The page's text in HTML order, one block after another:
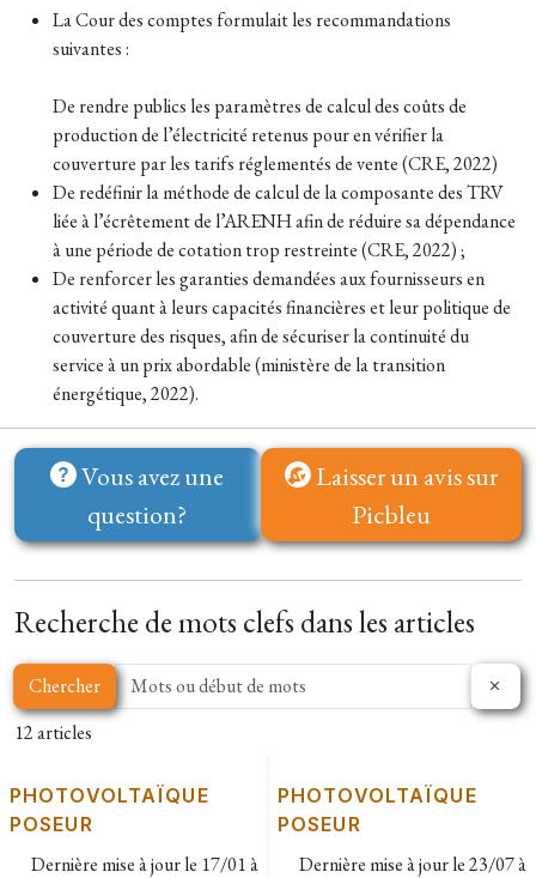
La Cour des comptes formulait les recommandations
suivantes :
De rendre publics les paramètres de calcul des coûts de
production de l’électricité retenus pour en vérifier la
couverture par les tarifs réglementés de vente (CRE, 2022)
De redéfinir la méthode de calcul de la composante des TRV
liée à l’écrêtement de l’ARENH afin de réduire sa dépendance
à une période de cotation trop restreinte (CRE, 2022) ;
De renforcer les garanties demandées aux fournisseurs en
activité quant à leurs capacités financières et leur politique de
couverture des risques, afin de sécuriser la continuité du
service à un prix abordable (ministère de la transition
énergétique, 2022).
Vous avez une
question?
Laisser un avis sur
Picbleu
Recherche de mots clefs dans les articles
Chercher
12 articles
PHOTOVOLTAÏQUE
POSEUR
Dernière mise à jour le 17/01 à
PHOTOVOLTAÏQUE
POSEUR
Dernière mise à jour le23/07 à